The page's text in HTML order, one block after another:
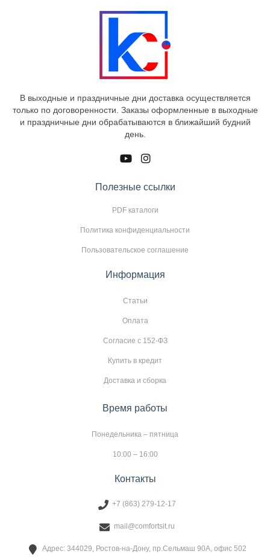
В выходные и праздничные дни доставка осуществляется
только по договоренности. Заказы оформленные в выходные
и праздничные дни обрабатываются в ближайший будний
день.
Полезные ссылки
PDF каталоги
Политика конфиденциальности
Пользовательское соглашение
Информация
Статьи
Оплата
Согласие с 152-ФЗ
Купить в кредит
Доставка и сборка
Время работы
Понедельника – пятница
10:00 – 16:00
Контакты
+7 (863) 279-12-17
mail@comfortsit.ru
Адрес: 344029, Ростов-на-Дону, пр.Сельмаш 90А, офис 502